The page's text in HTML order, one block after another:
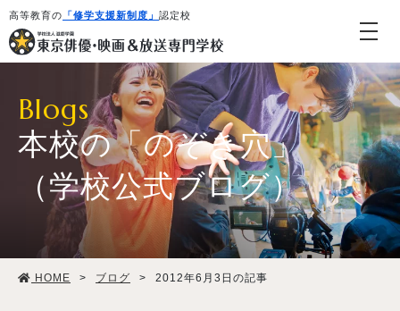
高等教育の 「修学支援新制度」 認定校
学校紹介・教育システム
Blogs
本校の「のぞき穴」
（学校公式ブログ）
HOME > ブログ > 2012年6月3日の記事